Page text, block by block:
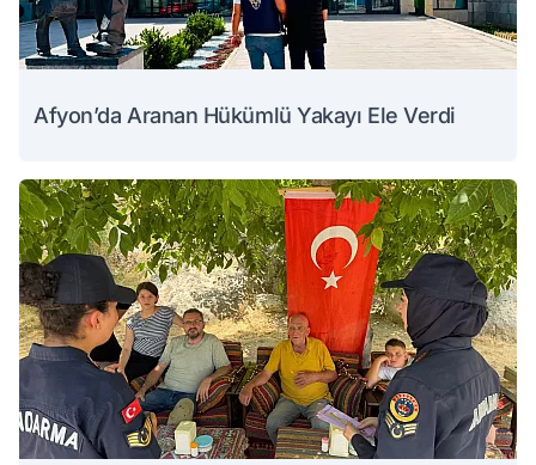
Afyon’da Aranan Hükümlü Yakayı Ele Verdi